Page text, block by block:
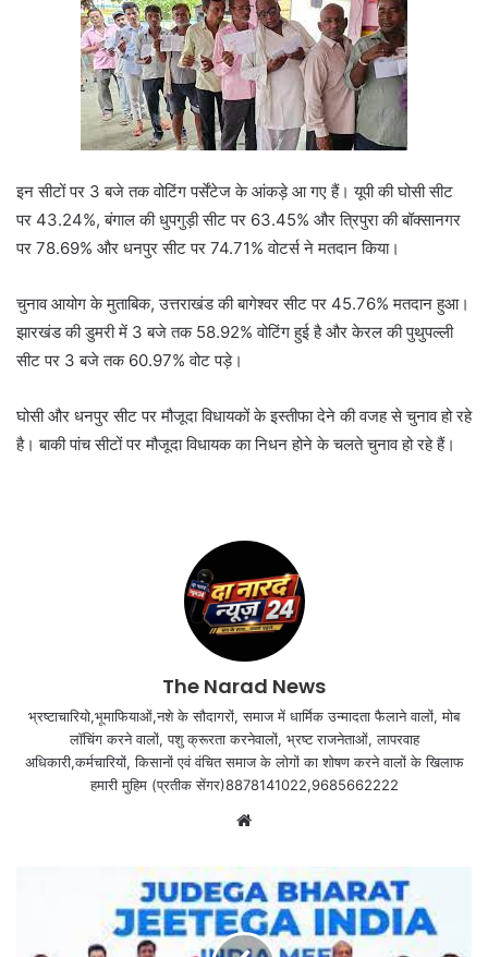
इन सीटों पर 3 बजे तक वोटिंग पर्सेंटेज के आंकड़े आ गए हैं। यूपी की घोसी सीट
पर 43.24%, बंगाल की धुपगुड़ी सीट पर 63.45% और त्रिपुरा की बॉक्सानगर
पर 78.69% और धनपुर सीट पर 74.71% वोटर्स ने मतदान किया।
चुनाव आयोग के मुताबिक, उत्तराखंड की बागेश्वर सीट पर 45.76% मतदान हुआ।
झारखंड की डुमरी में 3 बजे तक 58.92% वोटिंग हुई है और केरल की पुथुपल्ली
सीट पर 3 बजे तक 60.97% वोट पड़े।
घोसी और धनपुर सीट पर मौजूदा विधायकों के इस्तीफा देने की वजह से चुनाव हो रहे
है। बाकी पांच सीटों पर मौजूदा विधायक का निधन होने के चलते चुनाव हो रहे हैं।
The Narad News
भ्रष्टाचारियो,भूमाफियाओं,नशे के सौदागरों, समाज में धार्मिक उन्मादता फैलाने वालों, मोब
लॉचिंग करने वालों, पशु क्रूरता करनेवालों, भ्रष्ट राजनेताओं, लापरवाह
अधिकारी,कर्मचारियों, किसानों एवं वंचित समाज के लोगों का शोषण करने वालों के खिलाफ
हमारी मुहिम (प्रतीक सेंगर)8878141022,9685662222
Website